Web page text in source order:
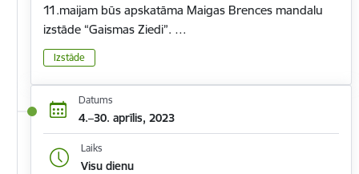
11.maijam būs apskatāma Maigas Brences mandalu
izstāde “Gaismas Ziedi”. …
Izstāde
Datums
4.–30. aprīlis, 2023
Laiks
Visu dienu